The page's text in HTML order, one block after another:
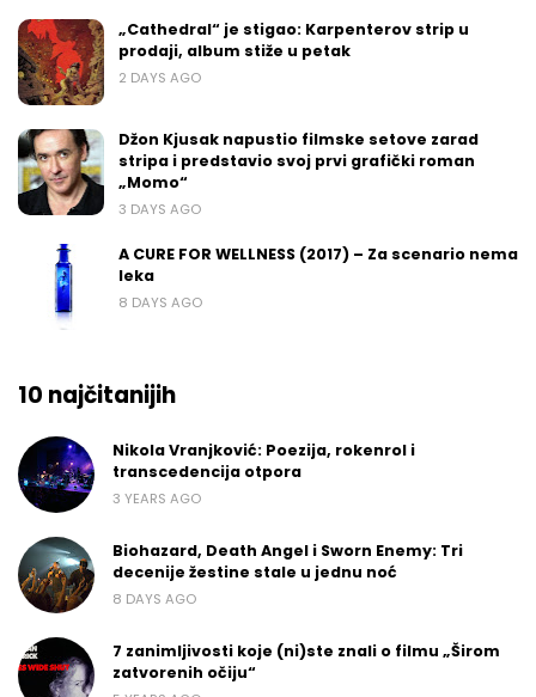
„Cathedral“ je stigao: Karpenterov strip u
prodaji, album stiže u petak
2 DAYS AGO
Džon Kjusak napustio filmske setove zarad
stripa i predstavio svoj prvi grafički roman
„Momo“
3 DAYS AGO
A CURE FOR WELLNESS (2017) – Za scenario nema
leka
8 DAYS AGO
10 najčitanijih
Nikola Vranjković: Poezija, rokenrol i
transcedencija otpora
3 YEARS AGO
Biohazard, Death Angel i Sworn Enemy: Tri
decenije žestine stale u jednu noć
8 DAYS AGO
7 zanimljivosti koje (ni)ste znali o filmu „Širom
zatvorenih očiju“